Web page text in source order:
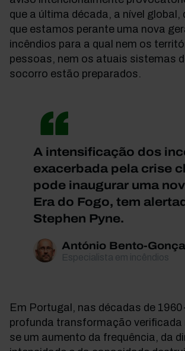
que a última década, a nível global,
que estamos perante uma nova
incêndios para a qual nem os
pessoas, nem os atuais sistemas
socorro estão preparados.
A intensificação dos
exacerbada pela crise
pode inaugurar uma
Era do Fogo, tem
Stephen Pyne.
António Bento-
Especialista em incêndios
Em Portugal, nas décadas de
profunda transformação verificada
se um aumento da frequência, da